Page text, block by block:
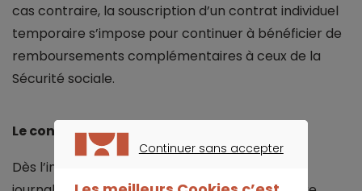
cas contraire, la souscription d’un contrat individuel
temporaire s’impose pour continuer à bénéficier de
remboursements complémentaires à ceux de la
Sécurité sociale.
Le congé maternité
Dès l’instant où vous percevez des indemnités
Continuer sans accepter